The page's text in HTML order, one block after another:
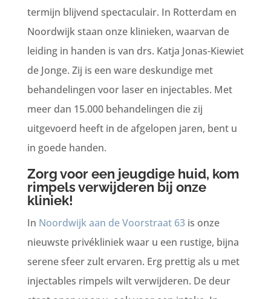
termijn blijvend spectaculair. In Rotterdam en
Noordwijk staan onze klinieken, waarvan de
leiding in handen is van drs. Katja Jonas-Kiewiet
de Jonge. Zij is een ware deskundige met
behandelingen voor laser en injectables. Met
meer dan 15.000 behandelingen die zij
uitgevoerd heeft in de afgelopen jaren, bent u
in goede handen.
Zorg voor een jeugdige huid, kom
rimpels verwijderen bij onze
kliniek!
In Noordwijk aan de Voorstraat 63is onze
nieuwste privékliniek waar u een rustige, bijna
serene sfeer zult ervaren. Erg prettig als u met
injectables rimpels wilt verwijderen. De deur